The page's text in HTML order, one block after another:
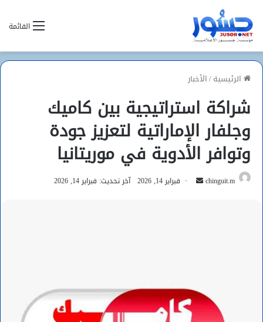
القائمة
الرئيسية/الأخبار
شراكة استراتيجية بين كاميك
وجلفار الإماراتية لتعزيز جودة
وتوافر الأدوية في موريتانيا
chinguit.m
أرسل فبراير 14, 2026 آخر تحديث: فبراير 14, 2026